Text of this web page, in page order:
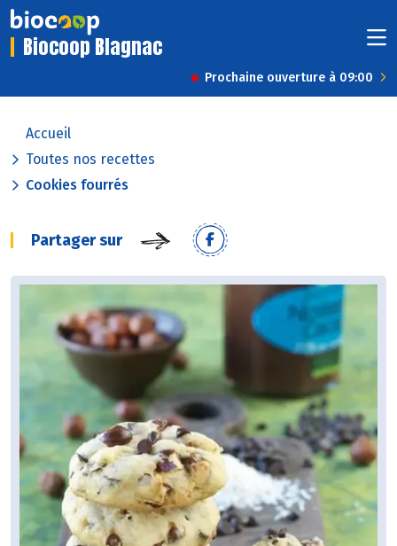
Biocoop Blagnac
Prochaine ouverture à 09:00
Accueil
Toutes nos recettes
Cookies fourrés
Partager sur